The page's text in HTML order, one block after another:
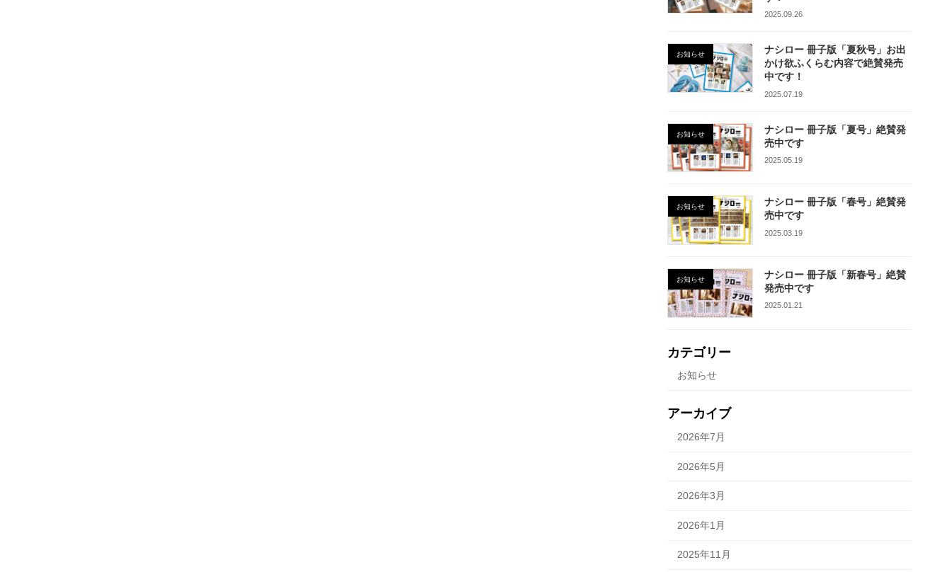
2025.09.26
お知らせ
ナシロー 冊子版「夏秋号」お出
かけ欲ふくらむ内容で絶賛発売
中です！
2025.07.19
お知らせ
ナシロー 冊子版「夏号」絶賛発
売中です
2025.05.19
お知らせ
ナシロー 冊子版「春号」絶賛発
売中です
2025.03.19
お知らせ
ナシロー 冊子版「新春号」絶賛
発売中です
2025.01.21
カテゴリー
お知らせ
アーカイブ
2026年7月
2026年5月
2026年3月
2026年1月
2025年11月